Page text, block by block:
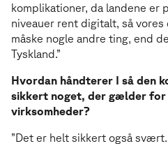
komplikationer, da landene er
niveauer rent digitalt, så
måske nogle andre ting, end
Tyskland.”
Hvordan håndterer I så den
sikkert noget, der gælder for
virksomheder?
”Det er helt sikkert også